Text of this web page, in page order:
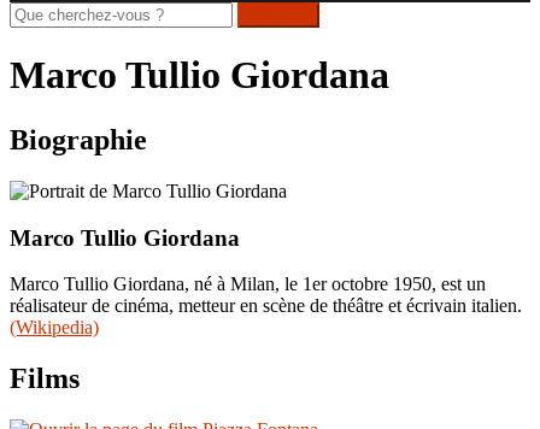
Rechercher
sur
site
Marco Tullio Giordana
Biographie
Marco Tullio Giordana
Marco Tullio Giordana, né à Milan, le 1er octobre 1950, est un
réalisateur de cinéma, metteur en scène de théâtre et écrivain italien.
(Wikipedia)
Films